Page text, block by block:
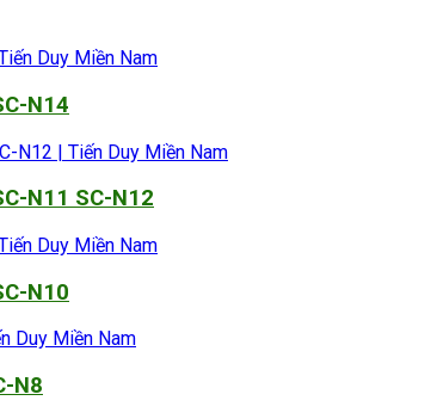
N14
N11 SC-N12
N10
N8